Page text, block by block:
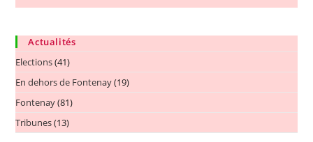
Actualités
Elections(41)
En dehors de Fontenay(19)
Fontenay(81)
Tribunes(13)